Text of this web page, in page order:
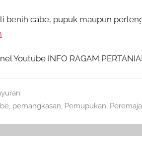
benih cabe, pupuk maupun
Youtube INFO RAGAM
, pemangkasan, Pemupukan,